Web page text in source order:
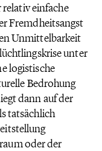
relativ einfache
Fremdheitsangst
Unmittelbarkeit
unter
logistische
Bedrohung
dann auf der
tatsächlich
oder der